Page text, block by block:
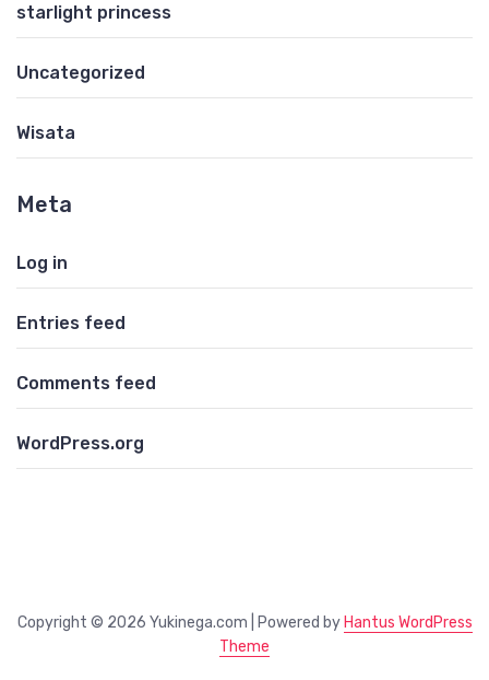
starlight princess
Uncategorized
Wisata
Meta
Log in
Entries feed
Comments feed
WordPress.org
Copyright © 2026 Yukinega.com | Powered by Hantus WordPress
Theme